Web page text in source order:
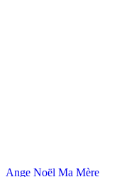
Ange Noël Ma Mère